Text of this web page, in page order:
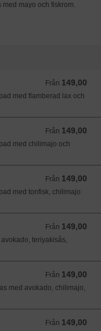
mayo och fiskrom.
Från 149,00
Från 149,00 SEK
med flamberad lax och
Från 149,00
Från 149,00 SEK
med chilimajo och
Från 149,00
Från 149,00 SEK
med tonfisk, chilimajo
Från 149,00
Från 149,00 SEK
teriyakisås,
Från 149,00
Från 149,00 SEK
med avokado, chilimajo,
Från 149,00
Från 149,00 SEK